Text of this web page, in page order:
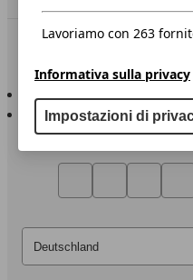
Sempre con te
AutoScout24 per Android
Lavoriamo con 263
Informativa sulla privacy
Impostazioni di